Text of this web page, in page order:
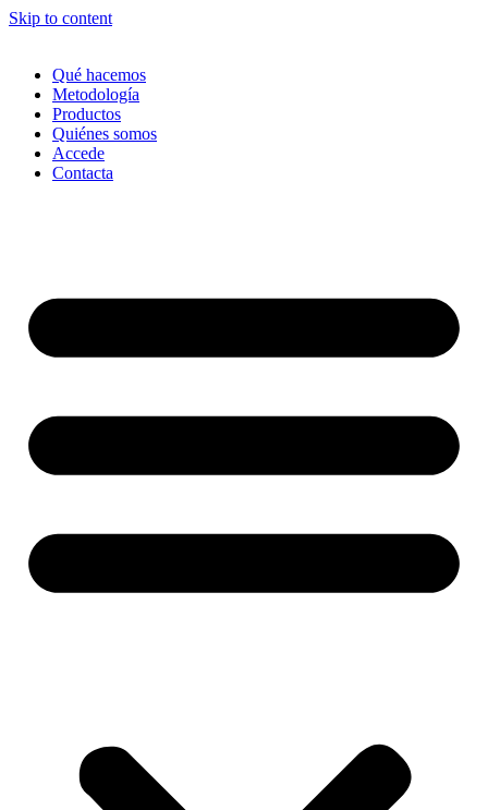
Skip to content
Qué hacemos
Metodología
Productos
Quiénes somos
Accede
Contacta